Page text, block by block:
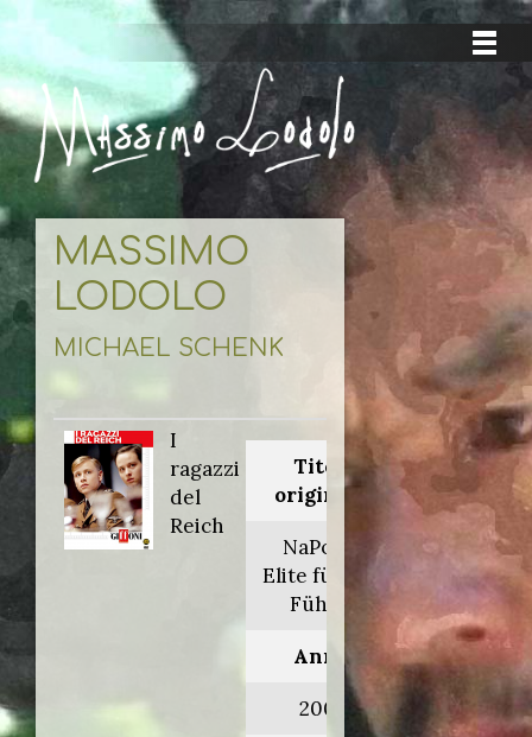
MASSIMO
LODOLO
MICHAEL SCHENK
I
ragazzi
del
Reich
Titolo
originale:
NaPolA -
Elite für den
Führer
Anno:
2004